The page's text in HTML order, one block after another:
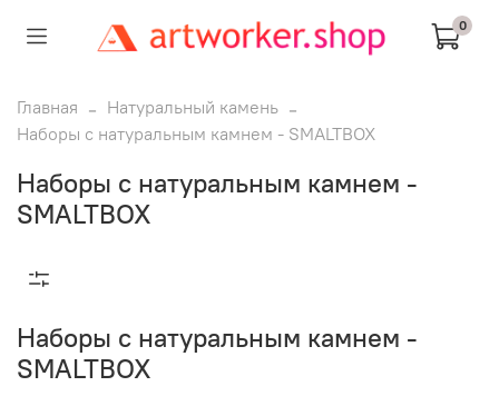
0
Главная
Натуральный камень
Наборы с натуральным камнем - SMALTBOX
Наборы с натуральным камнем -
SMALTBOX
Наборы с натуральным камнем -
SMALTBOX